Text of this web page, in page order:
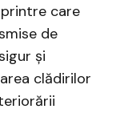
care
de
și
clădirilor